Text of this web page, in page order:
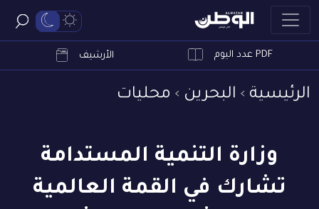
PDF عدد اليوم الأرشيف
الرئيسية البحرين محليات
وزارة التنمية المستدامة
تشارك في القمة العالمية